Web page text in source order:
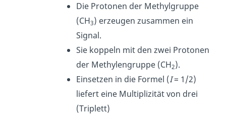
Die Protonen der Methylgruppe
(CH3) erzeugen zusammen ein
Signal.
Sie koppeln mit den zwei Protonen
der Methylengruppe (CH2).
Einsetzen in die Formel (I= 1/2)
liefert eine Multiplizität von drei
(Triplett)